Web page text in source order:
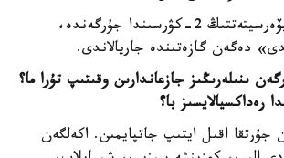
قاليحان ىسقاق: ۋنيۆەرسيتەتتىڭ 2-كۋرسىندا جۇرگەندە،
دەگەن گازەتىندە جاريالاندى.
ىنىلەرىڭىز جازعاندارىن وقىتىپ تۇرا ما؟
رەداكسيالايسىز با؟
جۇرتقا اقىل ايتىپ جاتپايمىن. اكەلگەن